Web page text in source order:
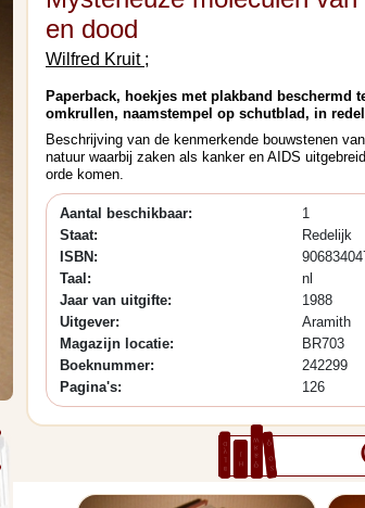
en dood
Wilfred Kruit ;
Paperback, hoekjes met plakband beschermd
omkrullen, naamstempel op schutblad, in
Beschrijving van de kenmerkende bouwstenen
natuur waarbij zaken als kanker en AIDS
orde komen.
Aantal beschikbaar:
1
Staat:
Redelijk
ISBN:
Taal:
nl
Jaar van uitgifte:
1988
Uitgever:
Aramith
Magazijn locatie:
BR703
Boeknummer:
242299
Pagina's:
126